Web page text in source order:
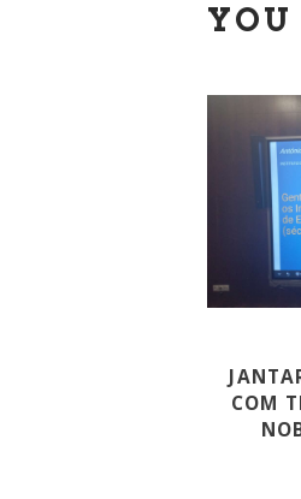
COM